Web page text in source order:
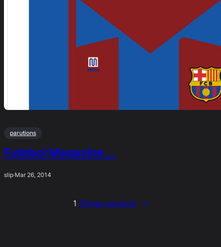
parutions
Futebol Magazine …
slip·Mar 26, 2014
1 2Page suivante →